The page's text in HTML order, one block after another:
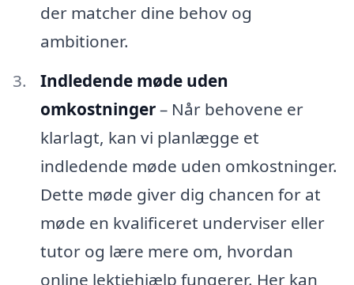
der matcher dine behov og
ambitioner.
Indledende møde uden
omkostninger– Når behovene er
klarlagt, kan vi planlægge et
indledende møde uden omkostninger.
Dette møde giver dig chancen for at
møde en kvalificeret underviser eller
tutor og lære mere om, hvordan
online lektiehjælp fungerer. Her kan